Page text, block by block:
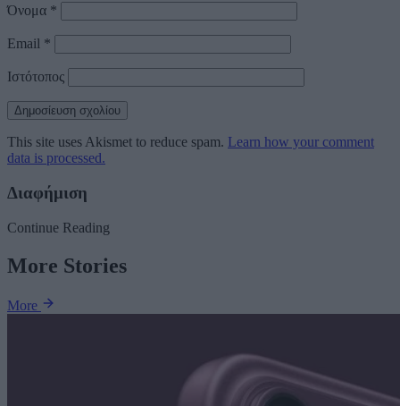
Όνομα *
Email *
Ιστότοπος
This site uses Akismet to reduce spam. Learn how your comment
data is processed.
Διαφήμιση
Continue Reading
More Stories
More